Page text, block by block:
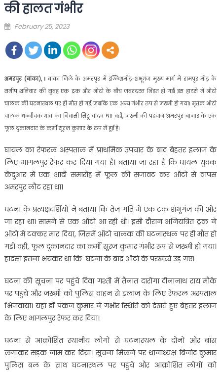
की हालत गंभीर
Posted
February 25, 2023
अमरपुर (बांका), । बांका जिले के अमरपुर में इंग्लिशमोड़-शंभूगंज मुख्य मार्ग में रामपुर मोड़ के
समीप शनिवार की सुबह एक ट्रक और ओटो के बीच जबरदस्त भिंड़त हो गई। इस हादसे में ऑटो
चालक की घटनास्थल पर ही मौत हो गई, जबकि एक अन्य गंभीर रूप से जख्मी हो गया। मृतक ऑटो
चालक धन्नीचक गांव का निवासी सिंटू यादव था। वहीं, जख्मी की पहचान अमरपुर बाजार के एक
फूल दुकानदार के कर्मी सूरज कुमार के रुप में हुई है।
घायल का रेफरल अस्पताल में प्राथमिक उपचार के बाद बेहतर इलाज के
लिए भागलपुर रेफर कर दिया गया है। बताया जा रहा है कि घायल युवक
केंदुआर में एक शादी समारोह में फूल की सजावट कर ऑटो से वापस
अमरपुर लौट रहा था।
घटना के प्रत्यक्षदर्शियों ने बताया कि तेज गति में एक ट्रक शंभूगंज की ओर
जा रहा था। सामने से एक ऑटो आ रही थी। इसी दौरान अनियंत्रित ट्रक ने
ऑटो में टक्कर मार दिया, जिसमें ऑटो चालक की घटनास्थल पर ही मौत हो
गई। वहीं, फूल दुकानदार का कर्मी सूरज कुमार गंभीर रूप से जख्मी हो गया।
हादसा इतना भयंकर था कि घटना के बाद ऑटो के परखच्चे उड़ गए।
घटना की सूचना पर पहुंचे दिवा गश्ती में तैनात दारोगा दीनानाथ राय मौके
पर पहुंचे और जख्मी को पुलिस वाहन से इलाज के लिए रेफरल अस्पताल
भिजवाया। यहां डॉ पंकज कुमार ने गंभीर स्थिति को देखते हुए बेहतर इलाज
के लिए भागलपुर रेफर कर दिया।
घटना से आक्रोशित स्थानीय लोगों से घटनास्थल के दोनों ओर बांस
लगाकर सड़क जाम कर दिया। सूचना मिलने पर थानाध्यक्ष बिनोद कुमार
पुलिस बल के साथ घटनास्थल पर पहुंचे और आक्रोशित लोगों को